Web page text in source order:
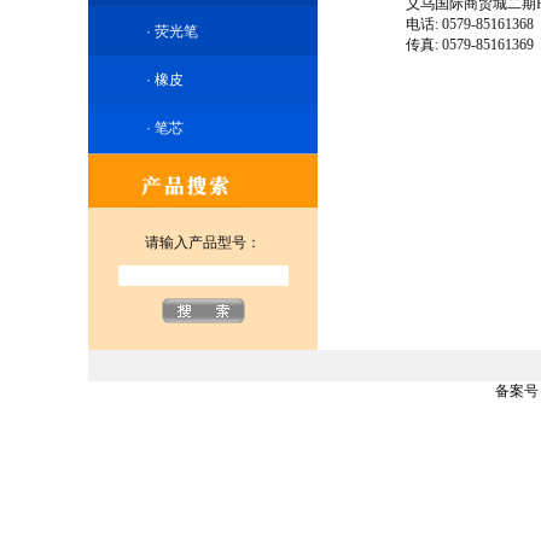
· 荧光笔
· 橡皮
· 笔芯
请输入产品型号：
义乌国际商贸城二期
电话: 0579-85161368
传真: 0579-85161369
备案